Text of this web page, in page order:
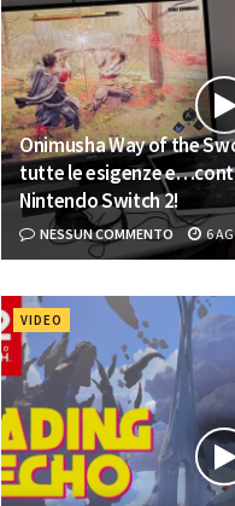
Onimusha Way of the
tutte le esigenze
Nintendo Switch 2!
NESSUN COMMENTO 6
VIDEO